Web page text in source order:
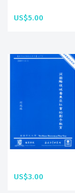
US$5.00
US$3.00